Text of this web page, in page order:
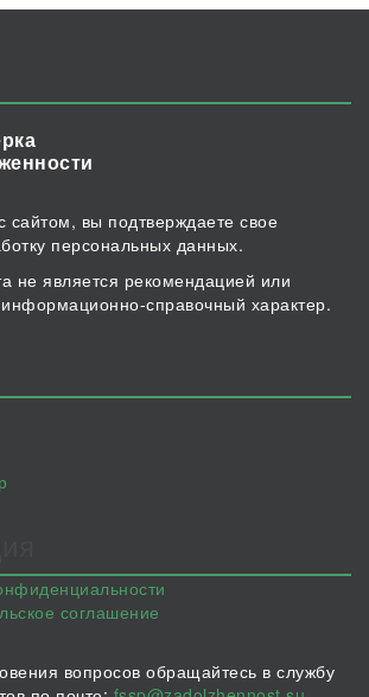
сайтом, вы подтверждаете свое
персональных данных.
не является рекомендацией или
справочный характер.
соглашение
вопросов обращайтесь в службу